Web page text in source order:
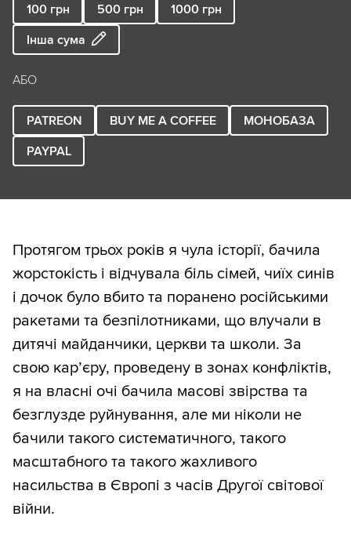
100 грн 500 грн 1000 грн
Інша сума
АБО
PATREON BUY ME A COFFEE
МОНОБАЗА
PAYPAL
Протягом трьох років я чула історії, бачила
жорстокість і відчувала біль сімей, чиїх синів
і дочок було вбито та поранено російськими
ракетами та безпілотниками, що влучали в
дитячі майданчики, церкви та школи. За
свою кар’єру, проведену в зонах конфліктів,
я на власні очі бачила масові звірства та
безглузде руйнування, але ми ніколи не
бачили такого систематичного, такого
масштабного та такого жахливого
насильства в Європі з часів Другої світової
війни.